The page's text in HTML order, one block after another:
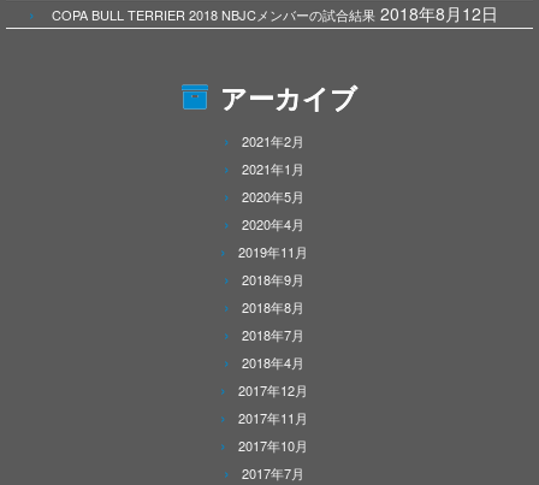
COPA BULL TERRIER 2018 NBJCメンバーの試合結果 2018年8月12日
アーカイブ
2021年2月
2021年1月
2020年5月
2020年4月
2019年11月
2018年9月
2018年8月
2018年7月
2018年4月
2017年12月
2017年11月
2017年10月
2017年7月